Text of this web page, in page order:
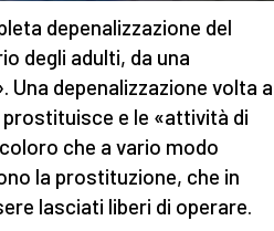
depenalizzazione del
degli adulti, da una
depenalizzazione volta a
e le «attività di
che a vario modo
la prostituzione, che in
lasciati liberi di operare.